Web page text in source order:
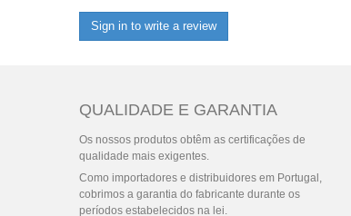
Sign in to write a review
QUALIDADE E GARANTIA
Os nossos produtos obtêm as certificações de
qualidade mais exigentes.
Como importadores e distribuidores em Portugal,
cobrimos a garantia do fabricante durante os
períodos estabelecidos na lei.